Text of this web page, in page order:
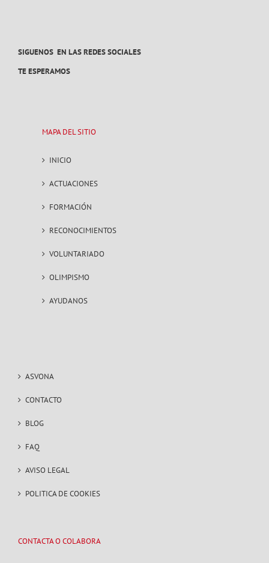
SIGUENOS EN LAS REDES SOCIALES
TE ESPERAMOS
MAPA DEL SITIO
INICIO
ACTUACIONES
FORMACIÓN
RECONOCIMIENTOS
VOLUNTARIADO
OLIMPISMO
AYUDANOS
ASVONA
CONTACTO
BLOG
FAQ
AVISO LEGAL
POLITICA DE COOKIES
CONTACTA O COLABORA